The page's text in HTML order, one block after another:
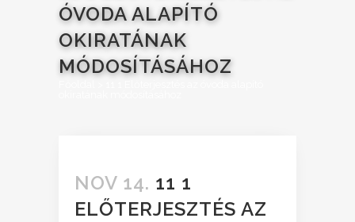
ÓVODA ALAPÍTÓ
OKIRATÁNAK
MÓDOSÍTÁSÁHOZ
NOV 14. 11 1
ELŐTERJESZTÉS AZ